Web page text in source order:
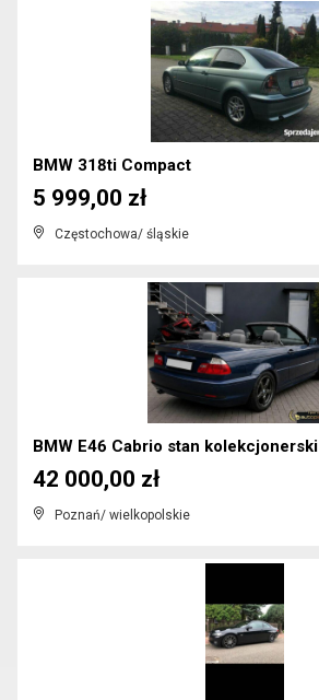
BMW 318ti Compact
Częstochowa/ śląskie
5 999,00 zł
BMW E46 Cabrio stan kolekcjonerski
Poznań/ wielkopolskie
42 000,00 zł